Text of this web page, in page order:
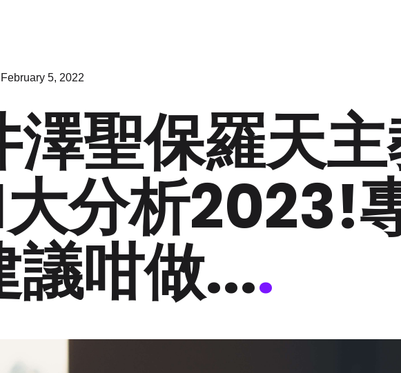
February 5, 2022
澤聖保羅天
大分析2023!
議咁做....